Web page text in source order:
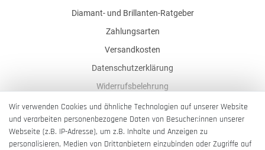
Diamant- und Brillanten-Ratgeber
Zahlungsarten
Versandkosten
Datenschutzerklärung
Widerrufsbelehrung
AGB
Impressum
Barrierefreiheitserklärung
Wir verwenden Cookies und ähnliche Technologien auf unserer Website
und verarbeiten personenbezogene Daten von Besucher:innen unserer
Webseite (z.B. IP-Adresse), um z.B. Inhalte und Anzeigen zu
personalisieren, Medien von Drittanbietern einzubinden oder Zugriffe auf